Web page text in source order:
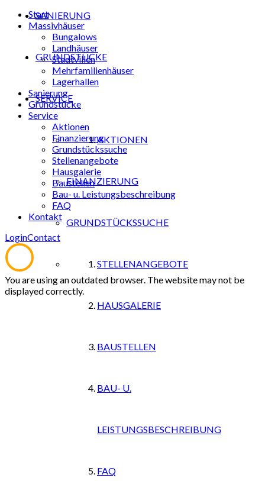
SANIERUNG
GRUNDSTÜCKE
SERVICE
AKTIONEN
FINANZIERUNG
GRUNDSTÜCKSSUCHE
STELLENANGEBOTE
HAUSGALERIE
BAUSTELLEN
BAU- U.
LEISTUNGSBESCHREIBUNG
FAQ
Start
Massivhäuser
Bungalows
Landhäuser
Stadtvillen
Mehrfamilienhäuser
Lagerhallen
Sanierung
Grundstücke
Service
Aktionen
Finanzierung
Grundstückssuche
Stellenangebote
Hausgalerie
Baustellen
Bau- u. Leistungsbeschreibung
FAQ
Kontakt
LoginContact
You are using an outdated browser. The website may not be
displayed correctly.